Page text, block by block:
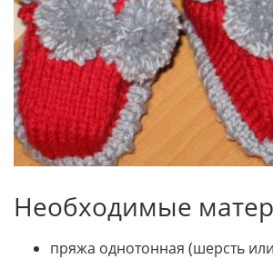
Необходимые
пряжа однотонная (шерсть